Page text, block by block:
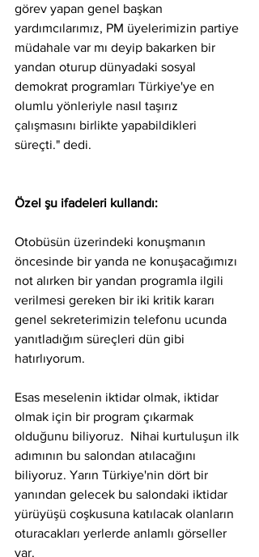
görev yapan genel başkan
yardımcılarımız, PM üyelerimizin partiye
müdahale var mı deyip bakarken bir
yandan oturup dünyadaki sosyal
demokrat programları Türkiye'ye en
olumlu yönleriyle nasıl taşırız
çalışmasını birlikte yapabildikleri
süreçti." dedi.
Özel şu ifadeleri kullandı:
Otobüsün üzerindeki konuşmanın
öncesinde bir yanda ne konuşacağımızı
not alırken bir yandan programla ilgili
verilmesi gereken bir iki kritik kararı
genel sekreterimizin telefonu ucunda
yanıtladığım süreçleri dün gibi
hatırlıyorum.
Esas meselenin iktidar olmak, iktidar
olmak için bir program çıkarmak
olduğunu biliyoruz.  Nihai kurtuluşun ilk
adımının bu salondan atılacağını
biliyoruz. Yarın Türkiye'nin dört bir
yanından gelecek bu salondaki iktidar
yürüyüşü coşkusuna katılacak olanların
oturacakları yerlerde anlamlı görseller
var.